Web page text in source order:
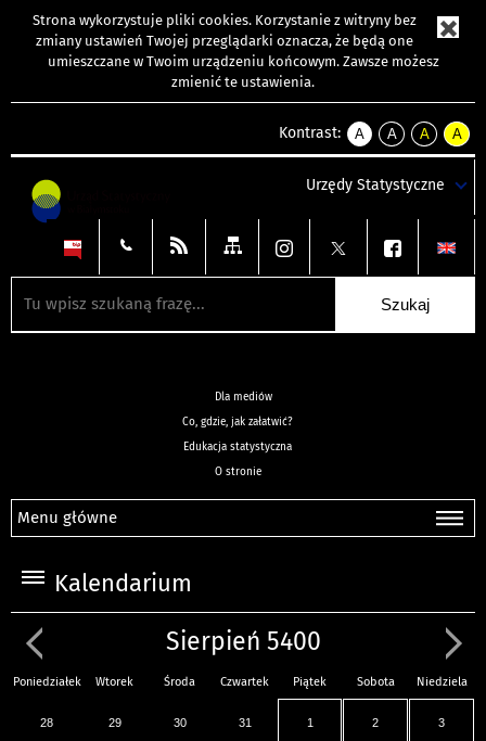
Strona wykorzystuje pliki cookies. Korzystanie z witryny bez
zmiany ustawień Twojej przeglądarki oznacza, że będą one
umieszczane w Twoim urządzeniu końcowym. Zawsze możesz
zmienić te ustawienia.
Kontrast:
A
kontrast
A
kontrast
tekst
czarnym
A
kontrast
tekst
czarnym
A
tekst
żółtym
Urzędy Statystyczne
Dla mediów
Co, gdzie, jak załatwić?
Edukacja statystyczna
O stronie
Menu główne
Kalendarium
Sierpień 5400
Poniedziałek Wtorek Środa Czwartek Piątek Sobota Niedziela
28 29 30 31 1 2 3